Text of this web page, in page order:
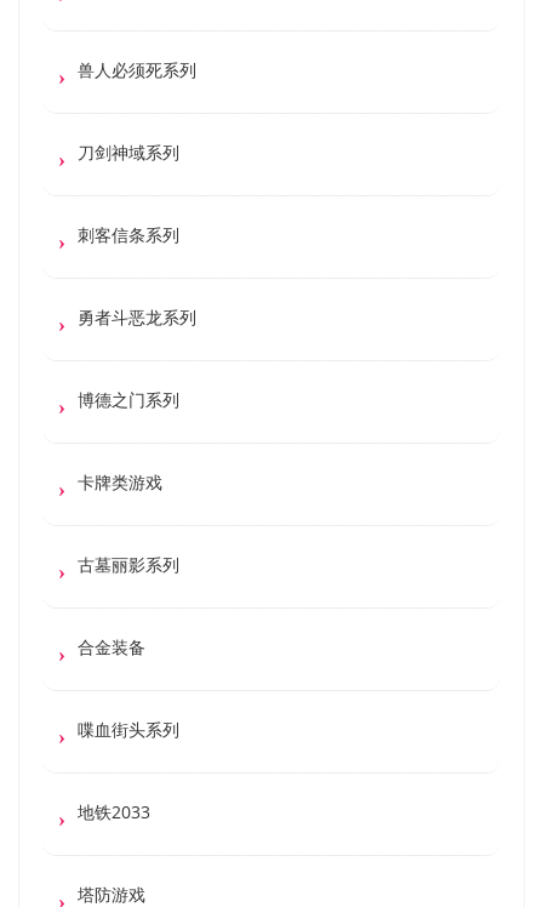
兽人必须死系列
刀剑神域系列
刺客信条系列
勇者斗恶龙系列
博德之门系列
卡牌类游戏
古墓丽影系列
合金装备
喋血街头系列
地铁2033
塔防游戏